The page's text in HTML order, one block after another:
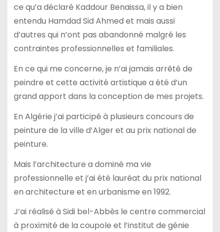
ce qu’a déclaré Kaddour Benaissa, il y a bien
entendu Hamdad Sid Ahmed et mais aussi
d’autres qui n’ont pas abandonné malgré les
contraintes professionnelles et familiales.
En ce qui me concerne, je n’ai jamais arrêté de
peindre et cette activité artistique a été d’un
grand apport dans la conception de mes projets.
En Algérie j’ai participé à plusieurs concours de
peinture de la ville d’Alger et au prix national de
peinture.
Mais l’architecture a dominé ma vie
professionnelle et j’ai été lauréat du prix national
en architecture et en urbanisme en 1992.
J’ai réalisé à Sidi bel-Abbès le centre commercial
à proximité de la coupole et l’institut de génie